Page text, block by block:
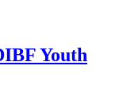
Youth